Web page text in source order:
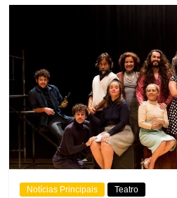
Notícias Principais Teatro